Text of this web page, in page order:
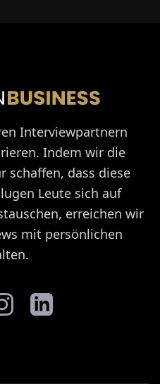
Interviewpartnern
Indem wir die
schaffen, dass diese
Leute sich auf
erreichen wir
mit persönlichen